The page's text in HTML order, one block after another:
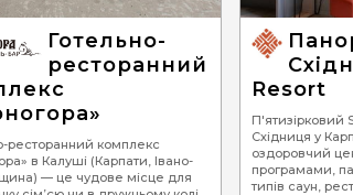
суші
гриль)
стейки
курсі всіх подій, то можна обрати для відпочинку г
Вашим побажанням та очікуванням. Це може
як і найдешевший відпочинок у Карпатах : ціна
на найвищому і найякіснішому рівні, тоді
Карпатах потурбується про те, щоб у Вас не було
ціна житла 450-700 грн/доба. Якість відпочинку також
та розваг у Каратах, то ціни інколи
чи влітку, восени чи навесні… Відпочити у
сповнені веселощів, радості та неймовірних
Готельно-
ресторанний
ресторанний комплекс
в Калуші (Карпати, Івано-
— це чудове місце для
Resort
П'ятизірковий
Східниця у
оздоровчий
програмами,
типів саун,